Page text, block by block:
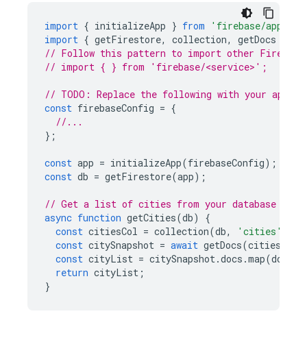
import { initializeApp } from 'firebase/app'
import { getFirestore, collection, getDocs
// Follow this pattern to import other Firebase
// import { } from 'firebase/<service>';
// TODO: Replace the following with your app's
const firebaseConfig = {
//...
};
const app = initializeApp(firebaseConfig);
const db = getFirestore(app);
// Get a list of cities from your database
async function getCities(db)
{
const citiesCol = collection(db, 'cities'
const citySnapshot = await getDocs(citiesCol
const cityList = citySnapshot.docs .map(doc
return cityList ;
}